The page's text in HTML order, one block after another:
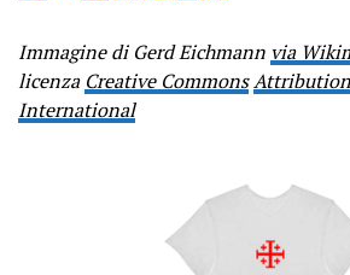
Immagine di Gerd Eichmann via
licenza Creative Commons
International